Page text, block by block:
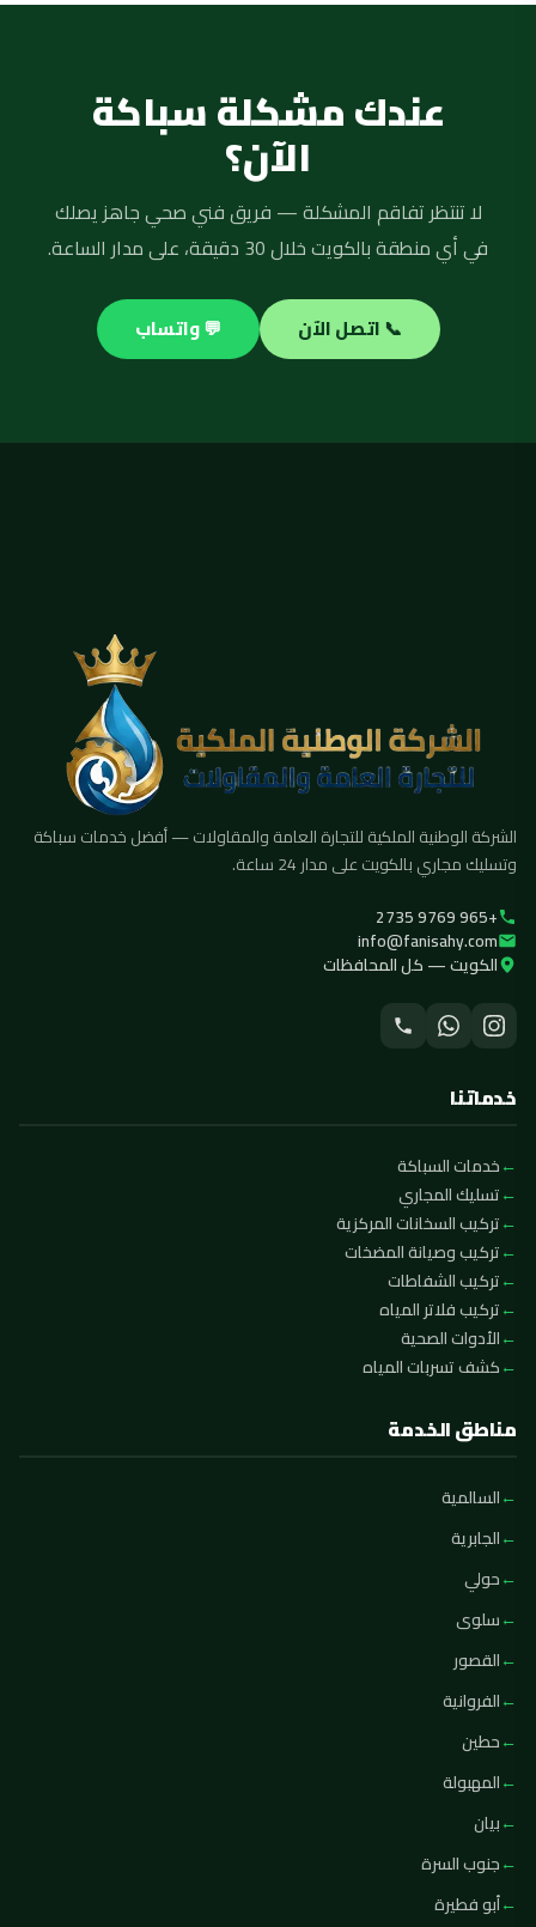
عندك مشكلة سباكة
الآن؟
لا تنتظر تفاقم المشكلة — فريق فني صحي جاهز يصلك
في أي منطقة بالكويت خلال 30 دقيقة، على مدار الساعة.
📞 اتصل الآن 💬 واتساب
الشركة الوطنية الملكية للتجارة العامة والمقاولات — أفضل خدمات سباكة
وتسليك مجاري بالكويت على مدار 24 ساعة.
+965 9769 2735
info@fanisahy.com
الكويت — كل المحافظات
خدماتنا
خدمات السباكة
تسليك المجاري
تركيب السخانات المركزية
تركيب وصيانة المضخات
تركيب الشفاطات
تركيب فلاتر المياه
الأدوات الصحية
كشف تسربات المياه
مناطق الخدمة
السالمية
الجابرية
حولي
سلوى
القصور
الفروانية
حطين
المهبولة
بيان
جنوب السرة
أبو فطيرة